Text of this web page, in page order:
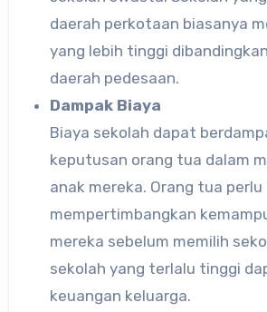
daerah perkotaan biasanya
yang lebih tinggi
daerah pedesaan.
Dampak Biaya
Biaya sekolah dapat
keputusan orang tua dalam
anak mereka. Orang tua perlu
mempertimbangkan
mereka sebelum memilih
sekolah yang terlalu tinggi
keuangan keluarga.